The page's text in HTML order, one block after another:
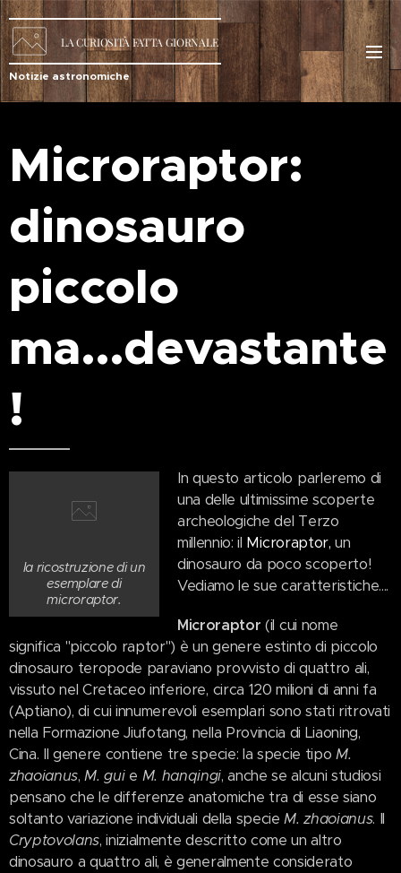
LACURIOSITÀ FATTA GIORNALE
Notizie astronomiche
Microraptor:
dinosauro
piccolo
ma...devastante
!
la ricostruzione di un
esemplare di
microraptor.
In questo articolo parleremo di
una delle ultimissime scoperte
archeologiche del Terzo
millennio: il Microraptor, un
dinosauro da poco scoperto!
Vediamo le sue caratteristiche....
Microraptor (il cui nome
significa "piccolo raptor") è un genere estinto di piccolo
dinosauro teropode paraviano provvisto di quattro ali,
vissuto nel Cretaceo inferiore, circa 120 milioni di anni fa
(Aptiano), di cui innumerevoli esemplari sono stati ritrovati
nella Formazione Jiufotang, nella Provincia di Liaoning,
Cina. Il genere contiene tre specie: la specie tipo M.
zhaoianus,M. guie M. hanqingi, anche se alcuni studiosi
pensano che le differenze anatomiche tra di esse siano
soltanto variazione individuali della specieM. zhaoianus. Il
Cryptovolans, inizialmente descritto come un altro
dinosauro a quattro ali, è generalmente considerato